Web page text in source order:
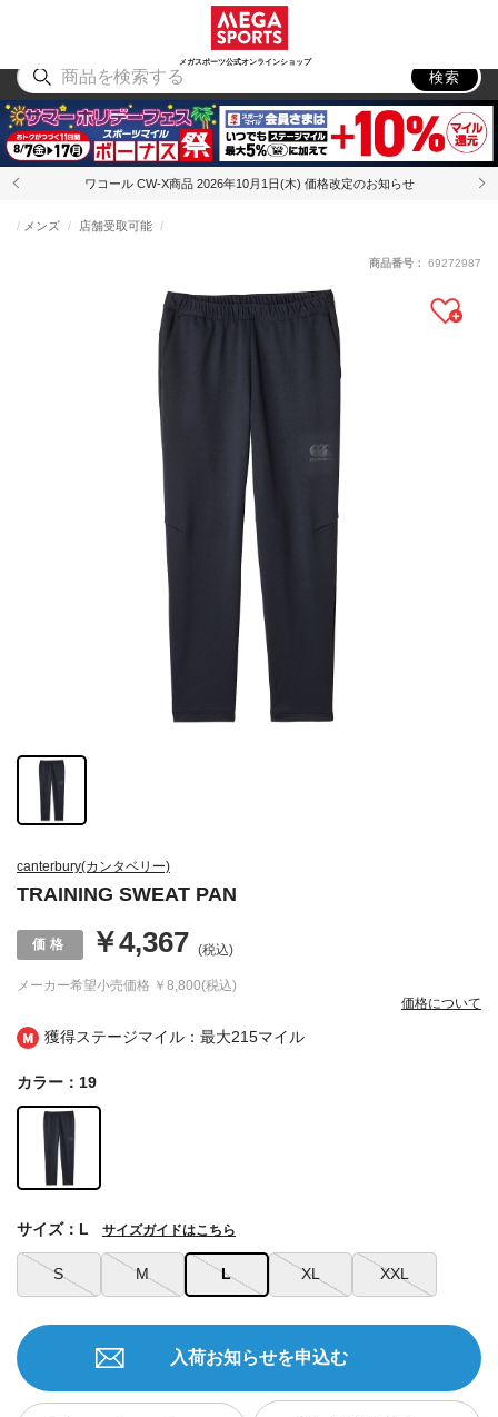
メガスポーツ公式オンラインショップ
アウトドア
検索
ワコール CW-X商品 2026年10月1日(木) 価格改定のお知らせ
獲得ステージマイル：最大215マイル
canterbury(カンタベリー)
TRAINING SWEAT PAN
メンズ 店舗受取可能
メーカー希望小売価格 ￥8,800(税込)
￥4,367 (税込)
価格について
商品番号： 69272987
カラー：19
S M L XL XXL
サイズ：L サイズガイドはこちら
入荷お知らせを申込む